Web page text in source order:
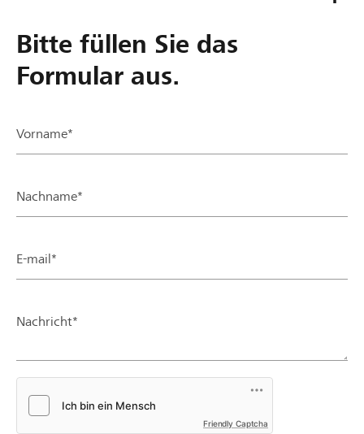
Bitte füllen Sie das
Formular aus.
Vorname*
Nachname*
E-mail*
Nachricht*
Friendly Captcha